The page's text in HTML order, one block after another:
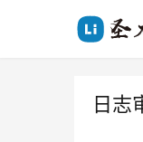
日志